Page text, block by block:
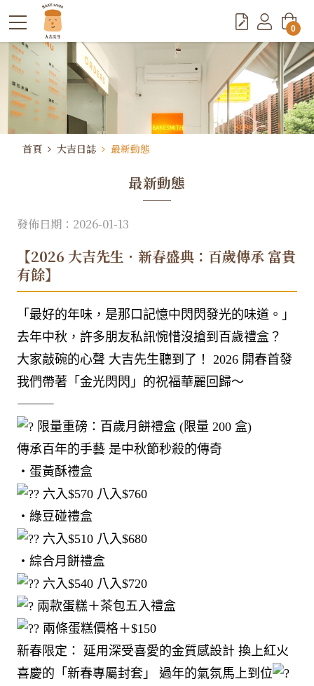
首頁 大吉日誌 最新動態
最新動態
發佈日期：2026-01-13
【2026 大吉先生．新春盛典：百歲傳承 富貴
有餘】
「最好的年味，是那口記憶中閃閃發光的味道。」
去年中秋，許多朋友私訊惋惜沒搶到百歲禮盒？
大家敲碗的心聲 大吉先生聽到了！ 2026 開春首發
我們帶著「金光閃閃」的祝福華麗回歸～
⸻
限量重磅：百歲月餅禮盒 (限量 200 盒)
傳承百年的手藝 是中秋節秒殺的傳奇
・蛋黃酥禮盒
六入$570 八入$760
・綠豆碰禮盒
六入$510 八入$680
・綜合月餅禮盒
六入$540 八入$720
兩款蛋糕＋茶包五入禮盒
兩條蛋糕價格＋$150
新春限定： 延用深受喜愛的金質感設計 換上紅火
喜慶的「新春專屬封套」 過年的氣氛馬上到位
0